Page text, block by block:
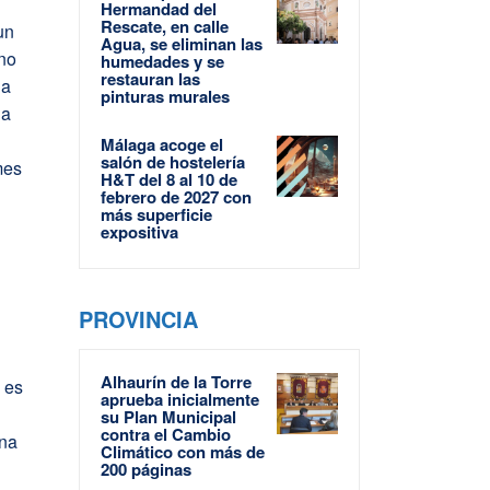
es
Hermandad del
Rescate, en calle
Agua, se eliminan las
humedades y se
restauran las
pinturas murales
Málaga acoge el
salón de hostelería
H&T del 8 al 10 de
febrero de 2027 con
más superficie
expositiva
PROVINCIA
Alhaurín de la Torre
aprueba inicialmente
su Plan Municipal
contra el Cambio
Climático con más de
200 páginas